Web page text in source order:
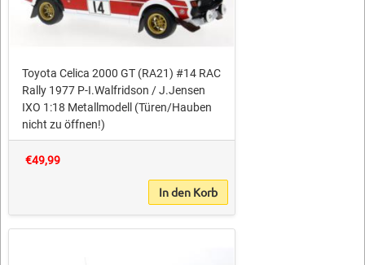
Toyota Celica 2000 GT (RA21) #14 RAC
Rally 1977 P-I.Walfridson / J.Jensen
IXO 1:18 Metallmodell (Türen/Hauben
nicht zu öffnen!)
€49,99
In den Korb